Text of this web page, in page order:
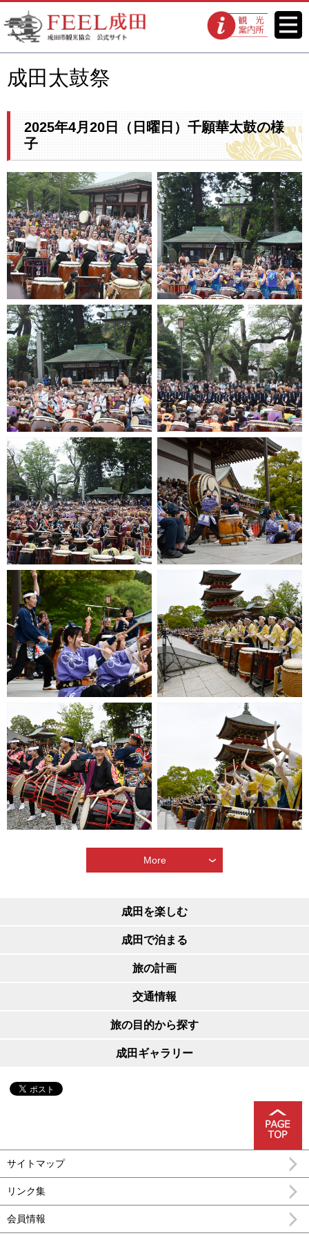
FEEL成田 成田市観光協会 公式
サイト
観光案内所
メニ
ュー
成田太鼓祭
2025年4月20日（日曜日）千願華太鼓の様
子
More
成田を楽しむ
成田で泊まる
旅の計画
交通情報
旅の目的から探す
成田ギャラリー
サイトマップ
リンク集
会員情報